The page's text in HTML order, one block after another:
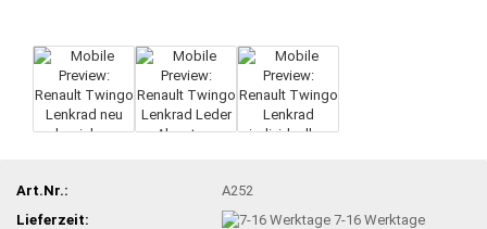
Art.Nr.:
A252
Lieferzeit:
7-16 Werktage